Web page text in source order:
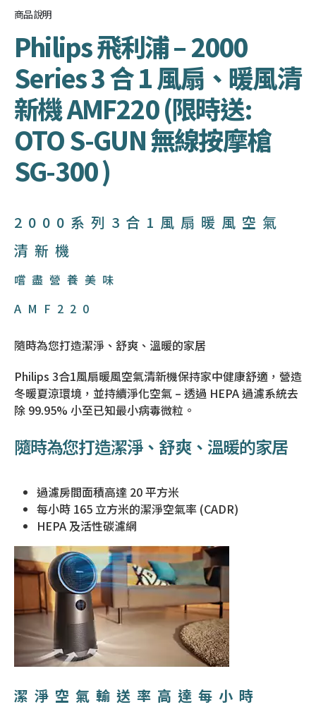
商品說明
Philips 飛利浦 – 2000
Series 3 合 1 風扇、暖風清
新機 AMF220 (限時送:
OTO S-GUN 無線按摩槍
SG-300 )
2000系列 3合1風扇暖風空氣
清新機
嚐盡營養美味
AMF220
隨時為您打造潔淨、舒爽、溫暖的家居
Philips 3合1風扇暖風空氣清新機保持家中健康舒適，營造
冬暖夏涼環境，並持續淨化空氣 – 透過 HEPA 過濾系統去
除 99.95% 小至已知最小病毒微粒。
隨時為您打造潔淨、舒爽、溫暖的家居
過濾房間面積高達 20 平方米
每小時 165 立方米的潔淨空氣率 (CADR)
HEPA 及活性碳濾網
潔淨空氣輸送率高達每小時